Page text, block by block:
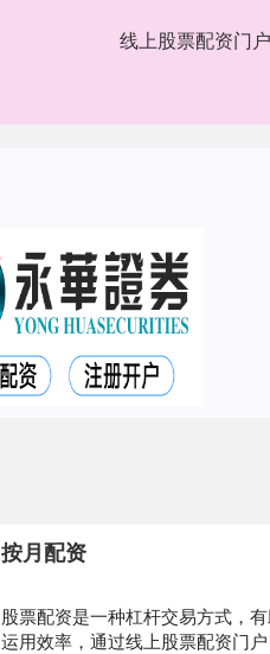
线上股票配资门户
按月配资
股票配资是一种杠杆交易方式，
运用效率，通过线上股票配资门